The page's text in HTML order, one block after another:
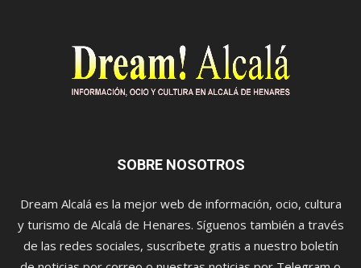
SOBRE NOSOTROS
Dream Alcalá es la mejor web de información, ocio, cultura
y turismo de Alcalá de Henares. Síguenos también a través
de las redes sociales, suscríbete gratis a nuestro boletín